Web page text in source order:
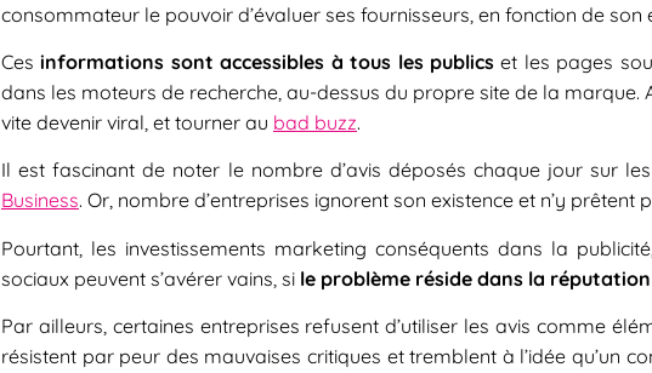
consommateur le pouvoir d’évaluer ses fournisseurs, en fonction de son
Cesinformations sont accessibles à tous les publics et les pages
dans les moteurs de recherche, au-dessus du propre site de la marque.
vite devenir viral, et tourner au bad buzz.
Il est fascinant de noter le nombre d’avis déposés chaque jour sur
Business. Or, nombre d’entreprises ignorent son existence et n’y prêtent
Pourtant, les investissements marketing conséquents dans la
sociaux peuvent s’avérer vains, si le problème réside dans la
Par ailleurs, certaines entreprises refusent d’utiliser les avis comme
résistent par peur des mauvaises critiques et tremblent à l’idée qu’un